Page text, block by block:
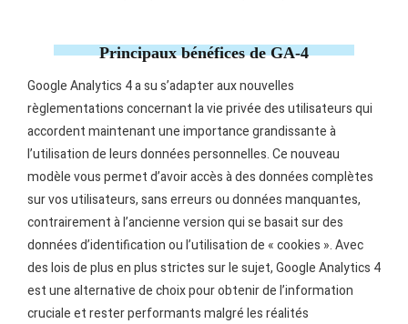
Principaux bénéfices de GA-4
Google Analytics 4 a su s’adapter aux nouvelles
règlementations concernant la vie privée des utilisateurs qui
accordent maintenant une importance grandissante à
l’utilisation de leurs données personnelles. Ce nouveau
modèle vous permet d’avoir accès à des données complètes
sur vos utilisateurs, sans erreurs ou données manquantes,
contrairement à l’ancienne version qui se basait sur des
données d’identification ou l’utilisation de « cookies ». Avec
des lois de plus en plus strictes sur le sujet, Google Analytics 4
est une alternative de choix pour obtenir de l’information
cruciale et rester performants malgré les réalités